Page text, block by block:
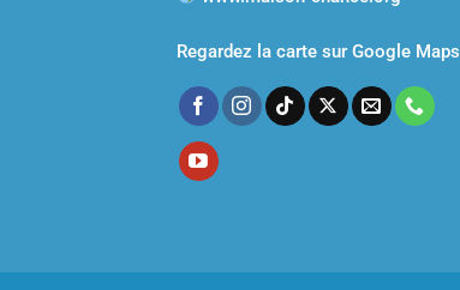
Regardez la carte sur Google Maps